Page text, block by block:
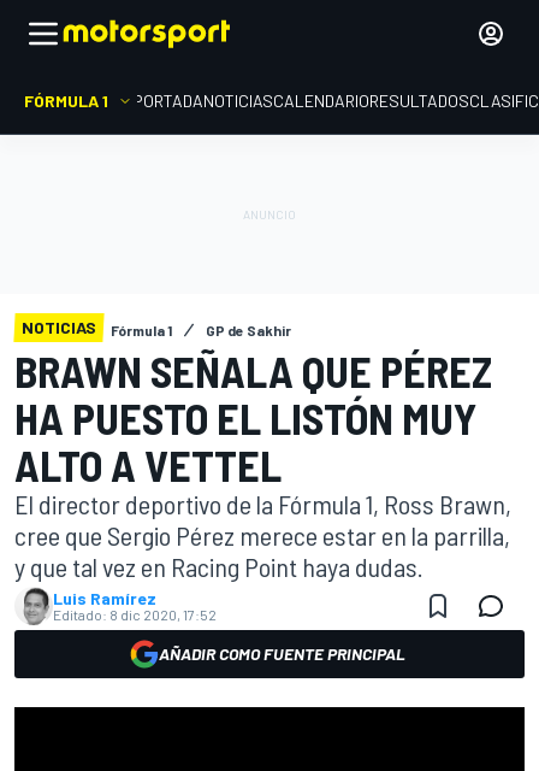
FÓRMULA 1 PORTADANOTICIASCALENDARIORESULTADOS
NOTICIAS Fórmula 1 GP de Sakhir
BRAWN SEÑALA QUE PÉREZ
HA PUESTO EL LISTÓN MUY
ALTO A VETTEL
El director deportivo de la Fórmula 1, Ross Brawn,
cree que Sergio Pérez merece estar en la parrilla,
y que tal vez en Racing Point haya dudas.
Luis Ramírez
Editado: 8 dic 2020, 17:52
AÑADIR COMO FUENTE PRINCIPAL